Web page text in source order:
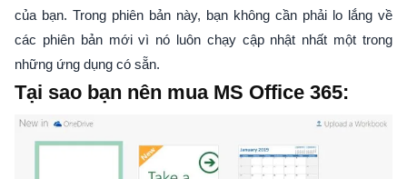
của bạn. Trong phiên bản này, bạn không cần phải lo lắng về
các phiên bản mới vì nó luôn chạy cập nhật nhất một trong
những ứng dụng có sẵn.
Tại sao bạn nên mua MS Office 365: